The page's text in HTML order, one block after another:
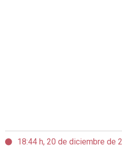
18:44 h, 20 de diciembre de